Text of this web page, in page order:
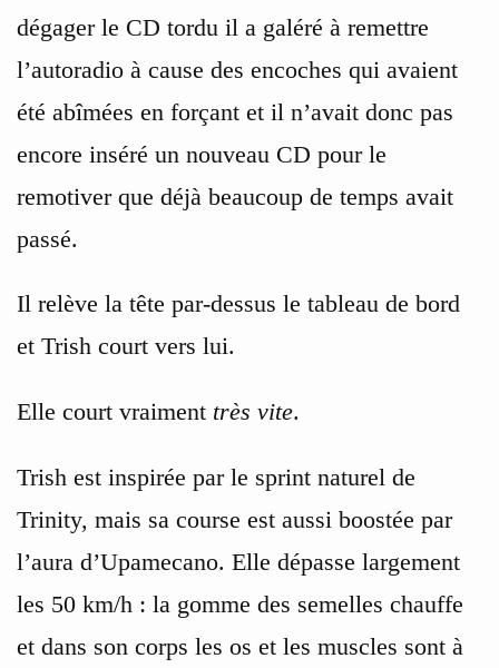
dégager le CD tordu il a galéré à remettre
l’autoradio à cause des encoches qui avaient
été abîmées en forçant et il n’avait donc pas
encore inséré un nouveau CD pour le
remotiver que déjà beaucoup de temps avait
passé.
Il relève la tête par-dessus le tableau de bord
et Trish court vers lui.
Elle court vraiment très vite.
Trish est inspirée par le sprint naturel de
Trinity, mais sa course est aussi boostée par
l’aura d’Upamecano. Elle dépasse largement
les 50 km/h : la gomme des semelles chauffe
et dans son corps les os et les muscles sont à